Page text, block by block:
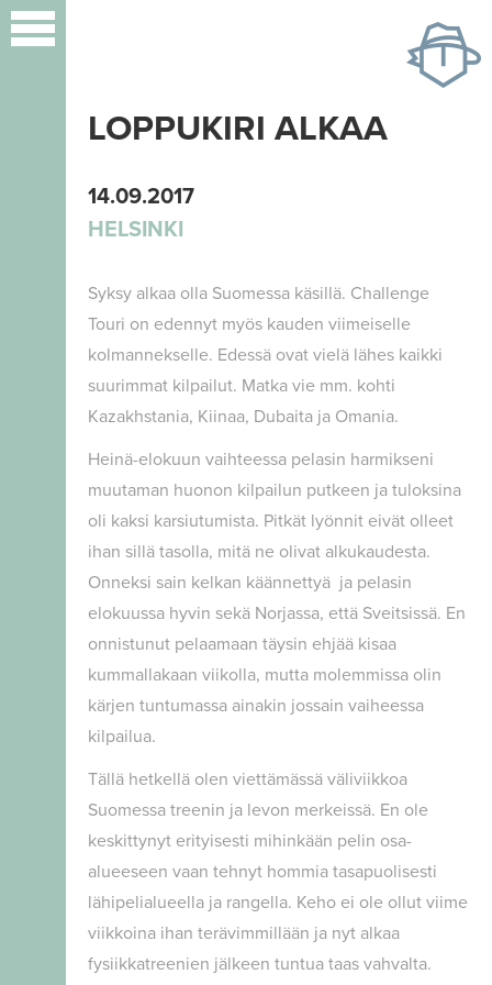
LOPPUKIRI ALKAA
14.09.2017
HELSINKI
Syksy alkaa olla Suomessa käsillä. Challenge
Touri on edennyt myös kauden viimeiselle
kolmannekselle. Edessä ovat vielä lähes kaikki
suurimmat kilpailut. Matka vie mm. kohti
Kazakhstania, Kiinaa, Dubaita ja Omania.
Heinä-elokuun vaihteessa pelasin harmikseni
muutaman huonon kilpailun putkeen ja tuloksina
oli kaksi karsiutumista. Pitkät lyönnit eivät olleet
ihan sillä tasolla, mitä ne olivat alkukaudesta.
Onneksi sain kelkan käännettyä ja pelasin
elokuussa hyvin sekä Norjassa, että Sveitsissä. En
onnistunut pelaamaan täysin ehjää kisaa
kummallakaan viikolla, mutta molemmissa olin
kärjen tuntumassa ainakin jossain vaiheessa
kilpailua.
Tällä hetkellä olen viettämässä väliviikkoa
Suomessa treenin ja levon merkeissä. En ole
keskittynyt erityisesti mihinkään pelin osa-
alueeseen vaan tehnyt hommia tasapuolisesti
lähipelialueella ja rangella. Keho ei ole ollut viime
viikkoina ihan terävimmillään ja nyt alkaa
fysiikkatreenien jälkeen tuntua taas vahvalta.